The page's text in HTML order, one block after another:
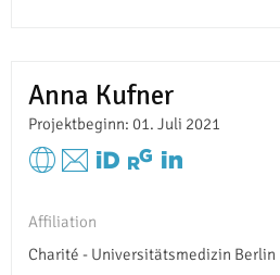
Anna Kufner
Projektbeginn: 01. Juli 2021
Affiliation
Charité - Universitätsmedizin Berlin